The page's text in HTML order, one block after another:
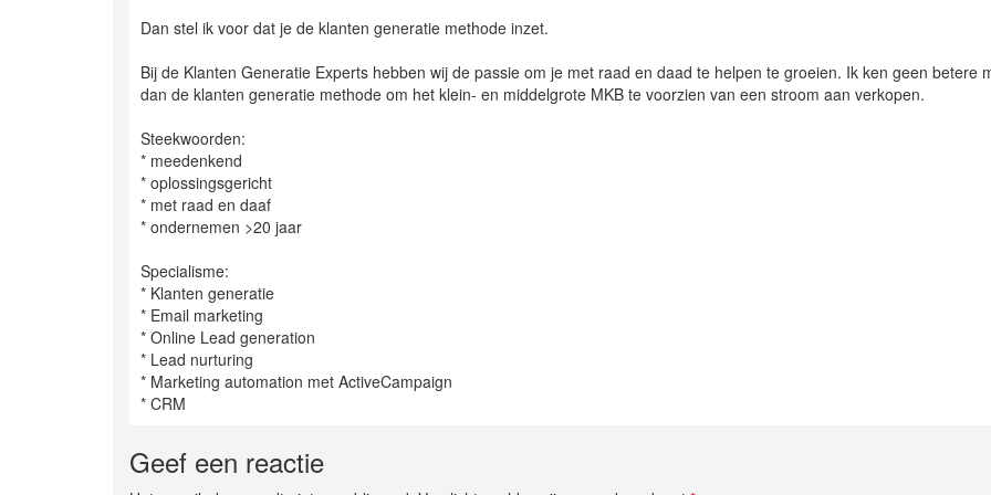
Dan stel ik voor dat je de klanten generatie methode inzet.
Bij de Klanten Generatie Experts hebben wij de passie om je met raad en daad te helpen te groeien. Ik ken geen betere
dan de klanten generatie methode om het klein- en middelgrote MKB te voorzien van een stroom aan verkopen.
Steekwoorden:
* meedenkend
* oplossingsgericht
* met raad en daaf
* ondernemen >20 jaar
Specialisme:
* Klanten generatie
* Email marketing
* Online Lead generation
* Lead nurturing
* Marketing automation met ActiveCampaign
* CRM
Geef een reactie